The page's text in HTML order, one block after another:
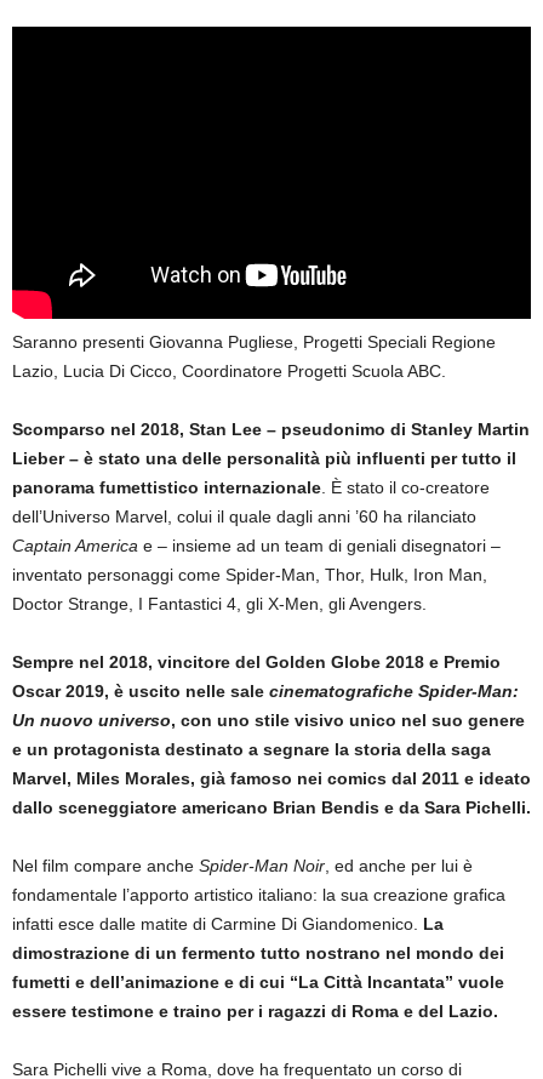
Saranno presenti Giovanna Pugliese, Progetti Speciali Regione
Lazio, Lucia Di Cicco, Coordinatore Progetti Scuola ABC.
Scomparso nel 2018, Stan Lee – pseudonimo di Stanley Martin
Lieber – è stato una delle personalità più influenti per tutto il
panorama fumettistico internazionale . È stato il co-creatore
dell’Universo Marvel, colui il quale dagli anni ’60 ha rilanciato
Captain America e – insieme ad un team di geniali disegnatori –
inventato personaggi come Spider-Man, Thor, Hulk, Iron Man,
Doctor Strange, I Fantastici 4, gli X-Men, gli Avengers.
Sempre nel 2018, vincitore del Golden Globe 2018 e Premio
Oscar 2019, è uscito nelle sale cinematografiche Spider-Man:
Un nuovo universo, con uno stile visivo unico nel suo genere
e un protagonista destinato a segnare la storia della saga
Marvel, Miles Morales, già famoso nei comics dal 2011 e ideato
dallo sceneggiatore americano Brian Bendis e da Sara Pichelli.
Nel film compare anche Spider-Man Noir , ed anche per lui è
fondamentale l’apporto artistico italiano: la sua creazione grafica
infatti esce dalle matite di Carmine Di Giandomenico. La
dimostrazione di un fermento tutto nostrano nel mondo dei
fumetti e dell’animazione e di cui “La Città Incantata” vuole
essere testimone e traino per i ragazzi di Roma e del Lazio.
Sara Pichelli vive a Roma, dove ha frequentato un corso di